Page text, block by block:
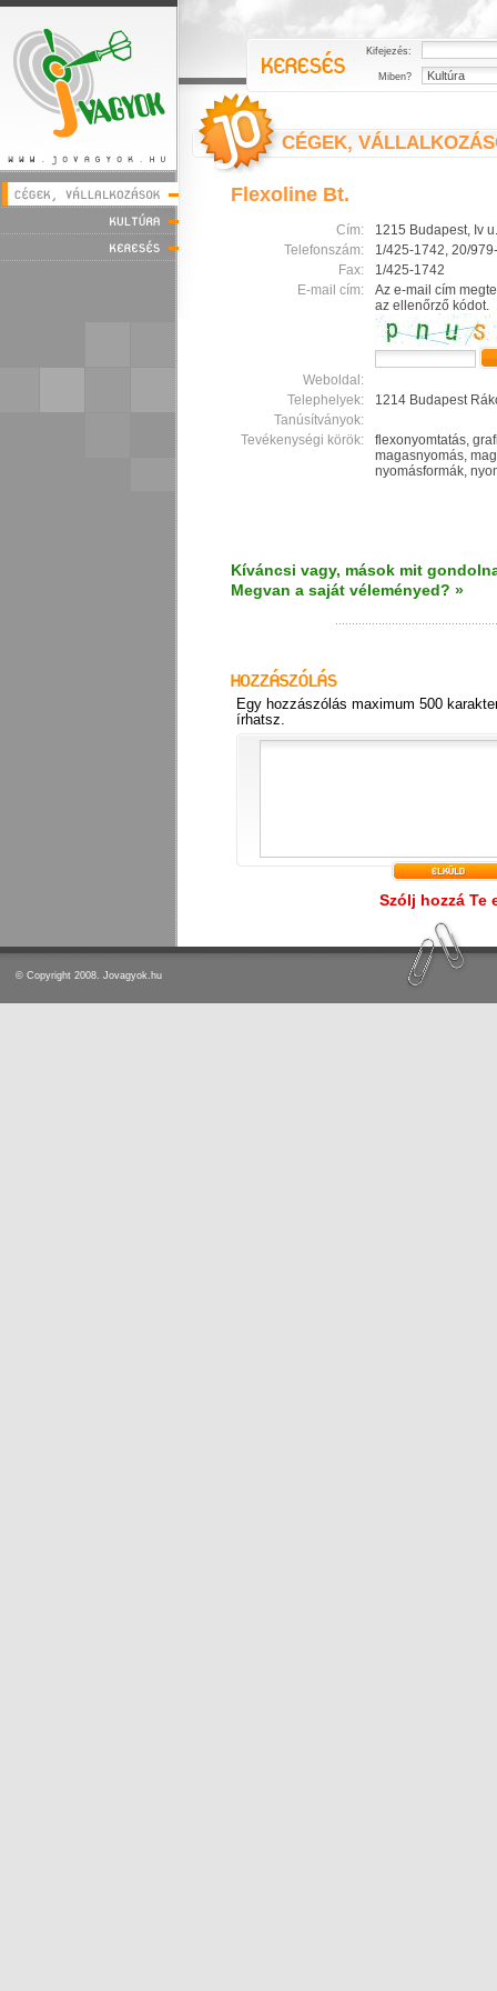
Kifejezés:
Miben?
CÉGEK,
Flexoline Bt.
Cím:
1215 Budapest, Iv
Telefonszám:
1/425-1742, 20/
Fax:
1/425-1742
E-mail cím:
Az e-mail cím
az ellenőrző kódot.
Weboldal:
Telephelyek:
1214 Budapest
Tanúsítványok:
Tevékenységi körök:
flexonyomtatás,
magasnyomás,
nyomásformák,
Kíváncsi vagy, mások mit
Megvan a saját véleményed? »
Egy hozzászólás maximum 500
írhatsz.
Szólj hozzá Te
© Copyright 2008. Jovagyok.hu